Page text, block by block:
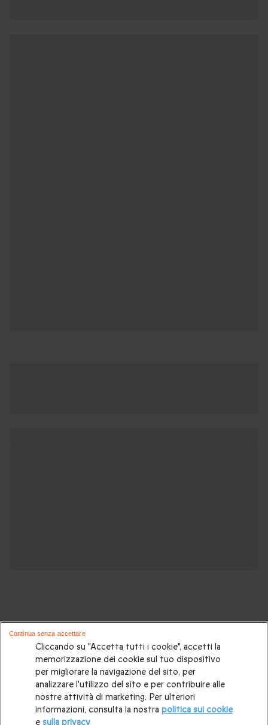
Potrebbero piacerti anche questi cofanetti
regalo:
Idee regalo originali|Regali di compleanno|Regali per la
coppia|Soggiorni insoliti|Idee regalo donna|Regali per
Cliccando su "Accetta tutti i cookie", accetti la
memorizzazione dei cookie sul tuo dispositivo
per migliorare la navigazione del sito, per
analizzare l'utilizzo del sito e per contribuire alle
nostre attività di marketing. Per ulteriori
informazioni, consulta la nostra politica sui cookie
e sulla privacy
Continua senza accettare